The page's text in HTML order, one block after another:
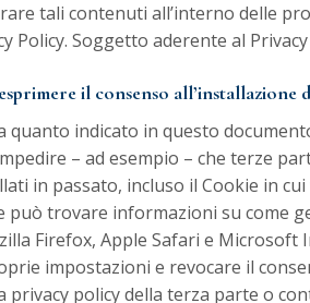
tali contenuti all’interno delle
Policy. Soggetto aderente al Privacy
il consenso all’installazione
quanto indicato in questo
– ad esempio – che terze
in passato, incluso il Cookie in
può trovare informazioni su come
Firefox, Apple Safari e Microsoft
impostazioni e revocare il
privacy policy della terza parte o